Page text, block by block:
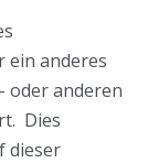
ein anderes
oder anderen
Dies
dieser